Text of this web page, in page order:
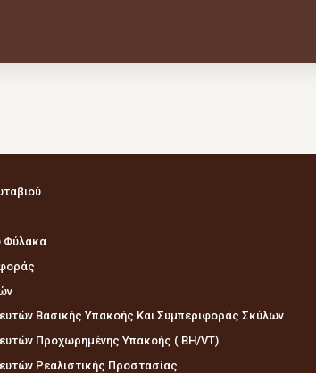
Φύλακα
Βασικής Υπακοής Και Συμπεριφοράς Σκύλων
Προχωρημένης Υπακοής ( BH/VT)
Ρεαλιστικής Προστασίας